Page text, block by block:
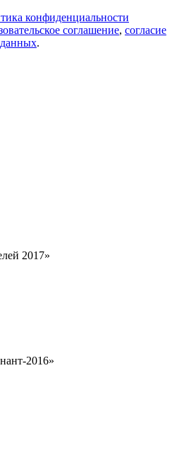
конфиденциальности
cоглашение, cогласие
.
2017»
2016»